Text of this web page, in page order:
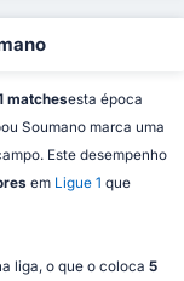
matchesesta época
Soumano marca uma
Este desempenho
em Ligue 1 que
liga, o que o coloca 5